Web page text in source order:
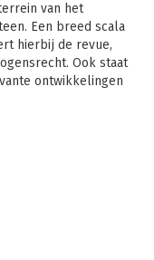
van het
Een breed scala
hierbij de revue,
Ook staat
ontwikkelingen
kennis met de
relevant zijn, met
overzicht vorm te